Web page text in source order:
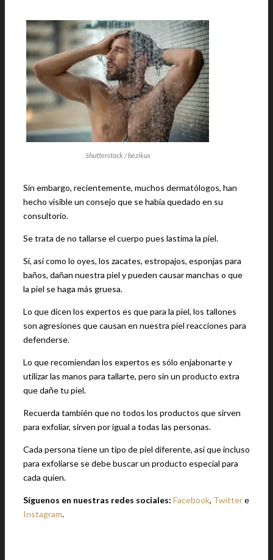
Shutterstock / bezikus
Sin embargo, recientemente, muchos dermatólogos, han
hecho visible un consejo que se había quedado en su
consultorio.
Se trata de no tallarse el cuerpo pues lastima la piel.
Sí, así como lo oyes, los zacates, estropajos, esponjas para
baños, dañan nuestra piel y pueden causar manchas o que
la piel se haga más gruesa.
Lo que dicen los expertos es que para la piel, los tallones
son agresiones que causan en nuestra piel reacciones para
defenderse.
Lo que recomiendan los expertos es sólo enjabonarte y
utilizar las manos para tallarte, pero sin un producto extra
que dañe tu piel.
Recuerda también que no todos los productos que sirven
para exfoliar, sirven por igual a todas las personas.
Cada persona tiene un tipo de piel diferente, así que incluso
para exfoliarse se debe buscar un producto especial para
cada quien.
Síguenos en nuestras redes sociales: Facebook, Twittere
Instagram.